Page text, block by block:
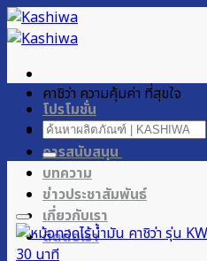
ข้าม
ไป
เนื้อหา
โปรโมชั่น
ผลิตภัณฑ์ของเรา
การสนับสนุน
บทความ
ข่าวประชาสัมพันธ์
เกี่ยวกับเรา
ติดต่อเรา
คาชิว่า ความคุ้มค่า ที่สุขใจ
ค้นหา: